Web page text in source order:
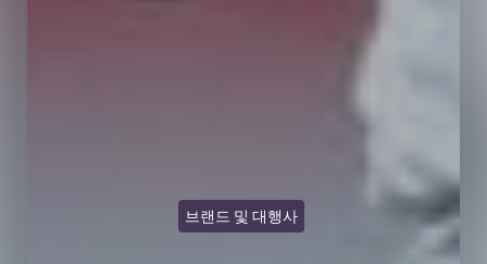
브랜드 및 대행사